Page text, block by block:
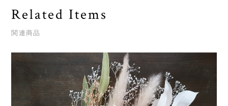
Related Items
関連商品